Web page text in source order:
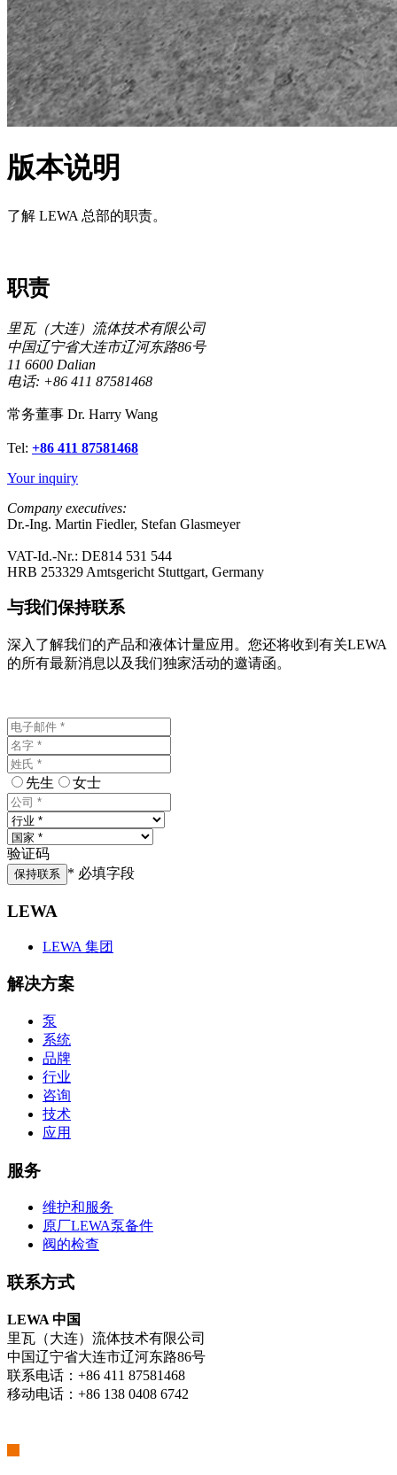
版本说明
了解 LEWA 总部的职责。
职责
里瓦（大连）流体技术有限公司
中国辽宁省大连市辽河东路86号
11 6600 Dalian
电话: +86 411 87581468
常务董事 Dr. Harry Wang
Tel: +86 411 87581468
Your inquiry
Company executives:
Dr.-Ing. Martin Fiedler, Stefan Glasmeyer
VAT-Id.-Nr.: DE814 531 544
HRB 253329 Amtsgericht Stuttgart, Germany
与我们保持联系
深入了解我们的产品和液体计量应用。您还将收到有关LEWA
的所有最新消息以及我们独家活动的邀请函。
先生 女士
验证码
保持联系 * 必填字段
LEWA
LEWA 集团
解决方案
泵
系统
品牌
行业
咨询
技术
应用
服务
维护和服务
原厂LEWA泵备件
阀的检查
联系方式
LEWA 中国
里瓦（大连）流体技术有限公司
中国辽宁省大连市辽河东路86号
联系电话：+86 411 87581468
移动电话：+86 138 0408 6742